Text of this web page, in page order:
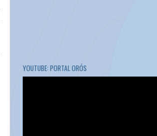
YOUTUBE: PORTAL ORÓS